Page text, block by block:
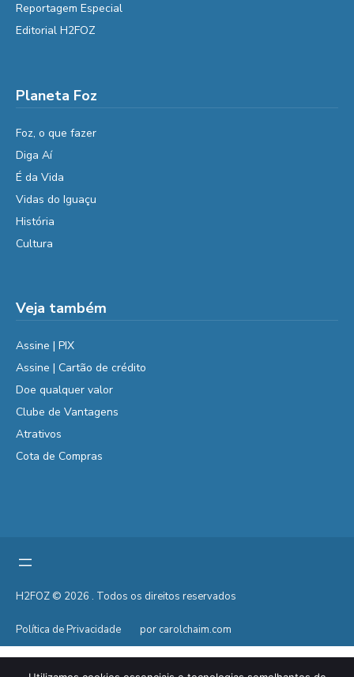
Reportagem Especial
Editorial H2FOZ
Planeta Foz
Foz, o que fazer
Diga Aí
É da Vida
Vidas do Iguaçu
História
Cultura
Veja também
Assine | PIX
Assine | Cartão de crédito
Doe qualquer valor
Clube de Vantagens
Atrativos
Cota de Compras
H2FOZ © 2026 . Todos os direitos reservados
Política de Privacidade por carolchaim.com